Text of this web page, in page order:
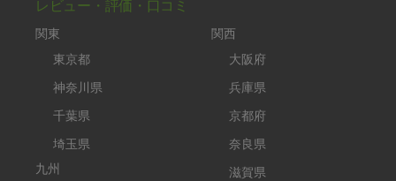
レビュー・評価・口コミ
関東
東京都
神奈川県
千葉県
埼玉県
九州
関西
大阪府
兵庫県
京都府
奈良県
滋賀県